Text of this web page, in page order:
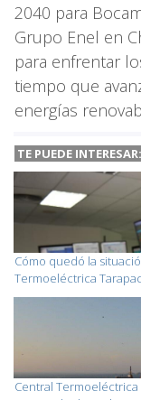
2040 para
Grupo Enel en
para enfrentar
tiempo que
energías
TE PUEDE INTERESAR:
Cómo quedó la
Termoeléctrica
Central